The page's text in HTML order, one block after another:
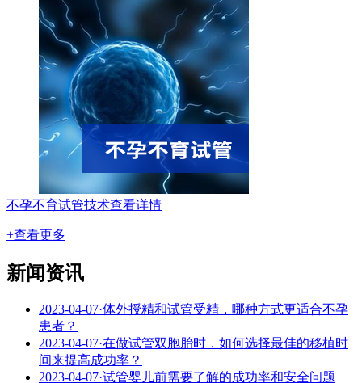
不孕不育试管技术查看详情
+查看更多
新闻资讯
2023-04-07·体外授精和试管受精，哪种方式更适合不孕
患者？
2023-04-07·在做试管双胞胎时，如何选择最佳的移植时
间来提高成功率？
2023-04-07·试管婴儿前需要了解的成功率和安全问题